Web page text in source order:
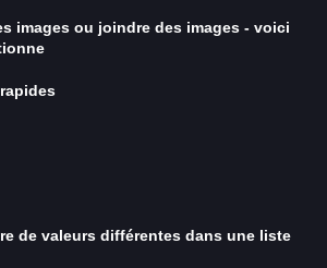
images ou joindre des images - voici
de valeurs différentes dans une liste